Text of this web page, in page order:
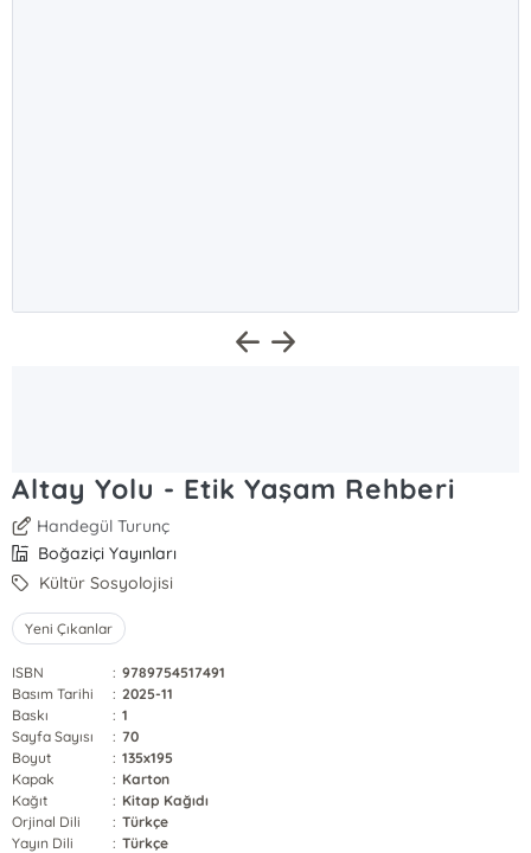
Altay Yolu - Etik Yaşam Rehberi
Handegül Turunç
Boğaziçi Yayınları
Kültür Sosyolojisi
Yeni Çıkanlar
ISBN : 9789754517491
Basım Tarihi
: 2025-11
Baskı
: 1
Sayfa Sayısı
: 70
Boyut
: 135x195
Kapak
: Karton
Kağıt
: Kitap Kağıdı
Orjinal Dili
: Türkçe
Yayın Dili
: Türkçe